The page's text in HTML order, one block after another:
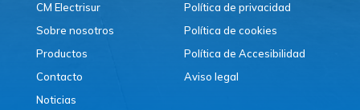
CM Electrisur
Sobre nosotros
Productos
Contacto
Noticias
Política de privacidad
Política de cookies
Política de Accesibilidad
Aviso legal